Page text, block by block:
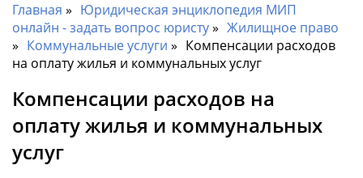
Главная
Юридическая энциклопедия МИП
онлайн - задать вопрос юристу
Жилищное право
Коммунальные услуги
Компенсации расходов
на оплату жилья и коммунальных услуг
Компенсации расходов на
оплату жилья и коммунальных
услуг